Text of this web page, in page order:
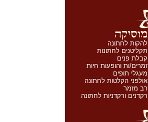
להקות לחתונה
תקליטנים לחתונות
קבלת פנים
זמרים/ות והופעות חיות
מעגלי תופים
אולפני הקלטות לחתונה
רב מזמר
רקדנים ורקדניות לחתונה